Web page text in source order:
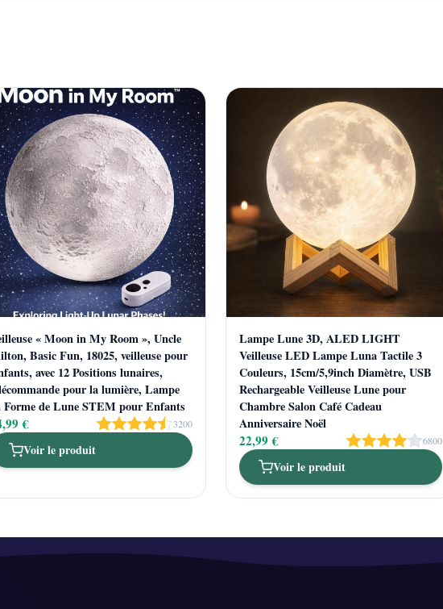
« Moon in My Room », Uncle
Basic Fun, 18025, veilleuse pour
avec 12 Positions lunaires,
pour la lumière, Lampe
Forme de Lune STEM pour Enfants
€ 3200
Voir le produit
Lampe Lune 3D, ALED LIGHT
Veilleuse LED Lampe Luna Tactile 3
Couleurs, 15cm/5,9inch Diamètre, USB
Rechargeable Veilleuse Lune pour
Chambre Salon Café Cadeau
Anniversaire Noël
22,99 € 6800
Voir le produit